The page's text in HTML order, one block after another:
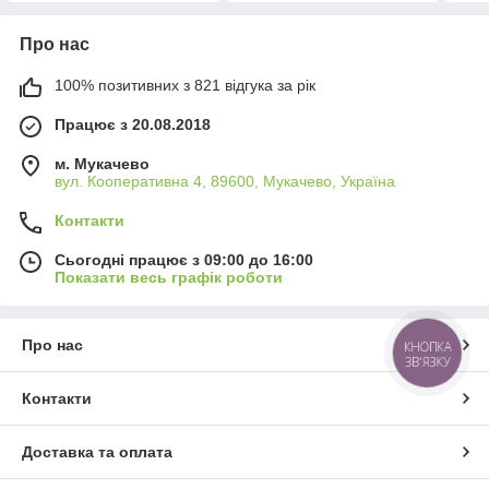
Про нас
100% позитивних з 821 відгука за рік
Працює з 20.08.2018
м. Мукачево
вул. Кооперативна 4, 89600, Мукачево, Україна
Контакти
Сьогодні працює з 09:00 до 16:00
Показати весь графік роботи
Про нас
Контакти
Доставка та оплата
КНОПКА
ЗВ'ЯЗКУ